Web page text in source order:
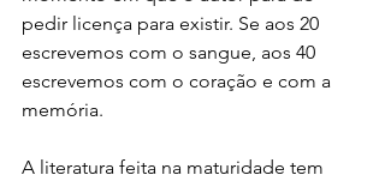
pedir licença para existir. Se aos 20
escrevemos com o sangue, aos 40
escrevemos com o coração e com a
memória.
A literatura feita na maturidade tem